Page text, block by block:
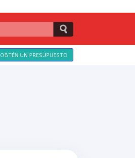
OBTÉN UN PRESUPUESTO